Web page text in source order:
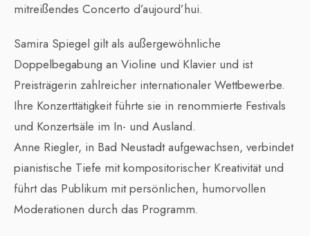
mitreißendes Concerto d’aujourd’hui.
Samira Spiegel gilt als außergewöhnliche
Doppelbegabung an Violine und Klavier und ist
Preisträgerin zahlreicher internationaler Wettbewerbe.
Ihre Konzerttätigkeit führte sie in renommierte Festivals
und Konzertsäle im In- und Ausland.
Anne Riegler, in Bad Neustadt aufgewachsen, verbindet
pianistische Tiefe mit kompositorischer Kreativität und
führt das Publikum mit persönlichen, humorvollen
Moderationen durch das Programm.